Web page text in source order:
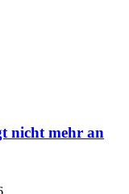
nicht mehr an